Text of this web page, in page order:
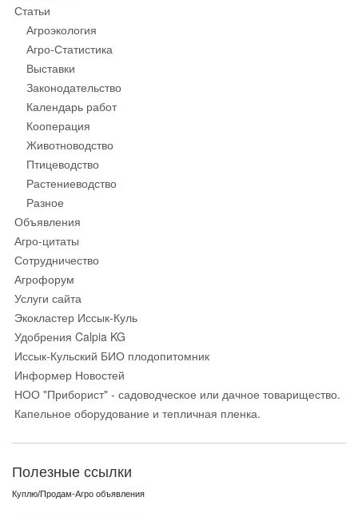
Статьи
Агроэкология
Агро-Статистика
Выставки
Законодательство
Календарь работ
Кооперация
Животноводство
Птицеводство
Растениеводство
Разное
Объявления
Агро-цитаты
Сотрудничество
Агрофорум
Услуги сайта
Экокластер Иссык-Куль
Удобрения Calpia KG
Иссык-Кульский БИО плодопитомник
Информер Новостей
НОО "Приборист" - садоводческое или дачное товарищество.
Капельное оборудование и тепличная пленка.
Полезные ссылки
Куплю/Продам-Агро объявления